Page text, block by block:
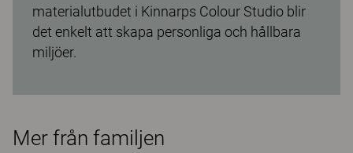
materialutbudet i Kinnarps Colour Studio blir
det enkelt att skapa personliga och hållbara
miljöer.
Mer från familjen